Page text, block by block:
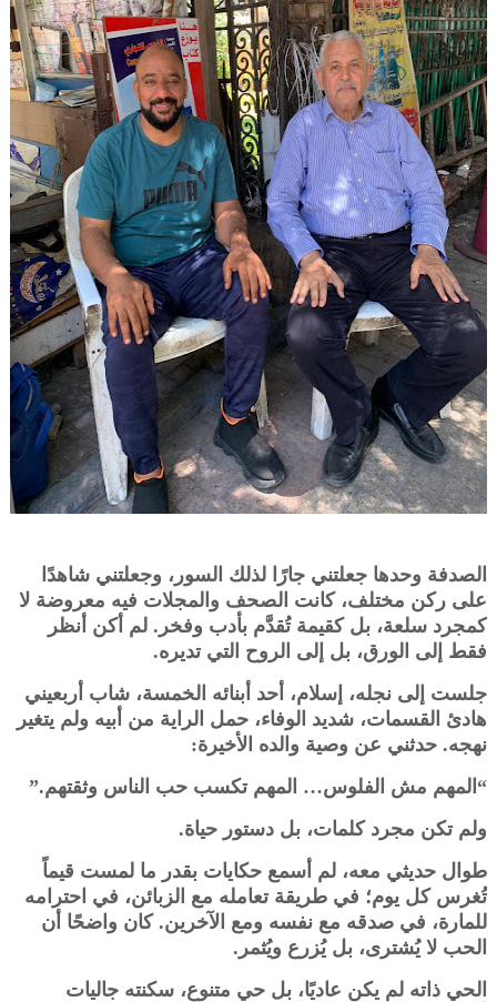
الصدفة وحدها جعلتني جارًا لذلك السور، وجعلتني شاهدًا
على ركن مختلف، كانت الصحف والمجلات فيه معروضة لا
كمجرد سلعة، بل كقيمة تُقدَّم بأدب وفخر. لم أكن أنظر
فقط إلى الورق، بل إلى الروح التي تديره.
جلست إلى نجله، إسلام، أحد أبنائه الخمسة، شاب أربعيني
هادئ القسمات، شديد الوفاء، حمل الراية من أبيه ولم يتغير
نهجه. حدثني عن وصية والده الأخيرة:
“المهم مش الفلوس… المهم تكسب حب الناس وثقتهم.”
ولم تكن مجرد كلمات، بل دستور حياة.
طوال حديثي معه، لم أسمع حكايات بقدر ما لمست قيماً
تُغرس كل يوم؛ في طريقة تعامله مع الزبائن، في احترامه
للمارة، في صدقه مع نفسه ومع الآخرين. كان واضحًا أن
الحب لا يُشترى، بل يُزرع ويُثمر.
الحي ذاته لم يكن عاديًا، بل حي متنوع، سكنته جاليات